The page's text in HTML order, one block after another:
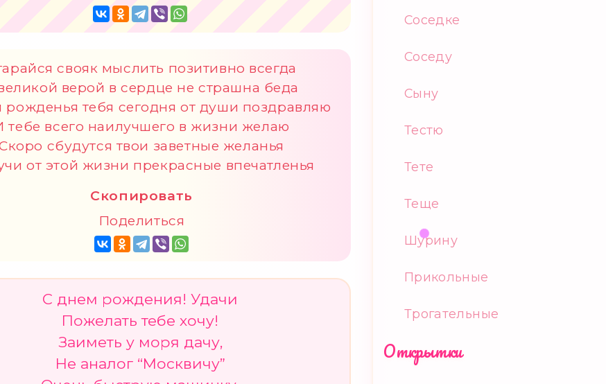
свояк мыслить позитивно всегда
верой в сердце не страшна беда
рожденья тебя сегодня от души поздравляю
тебе всего наилучшего в жизни желаю
сбудутся твои заветные желанья
от этой жизни прекрасные впечатленья
Скопировать
Поделиться
С днем рождения! Удачи
Пожелать тебе хочу!
Заиметь у моря дачу,
Не аналог “Москвичу”
Соседке
Соседу
Сыну
Тестю
Тете
Теще
Шурину
Прикольные
Трогательные
Открытки